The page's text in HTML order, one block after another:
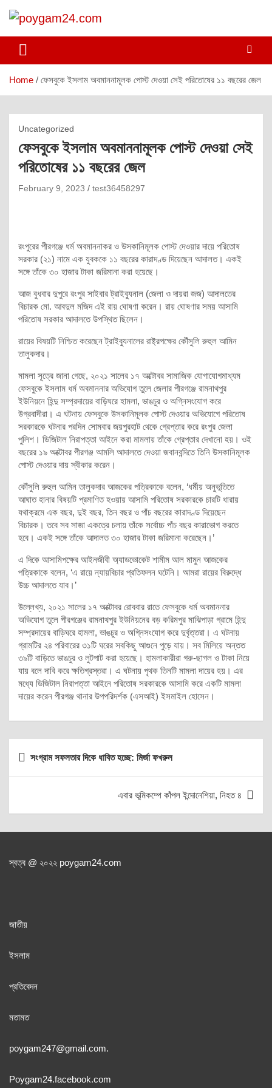
poygam24.com
poygam24.com
Home ফেসবুকে ইসলাম অবমাননামূলক পোস্ট দেওয়া সেই পরিতোষের ১১ বছরের জেল
Uncategorized
ফেসবুকে ইসলাম অবমাননামূলক পোস্ট দেওয়া সেই
পরিতোষের ১১ বছরের জেল
February 9, 2023 test36458297
রংপুরের পীরগঞ্জে ধর্ম অবমাননাকর ও উসকানিমূলক পোস্ট দেওয়ার দায়ে পরিতোষ
সরকার (২১) নামে এক যুবককে ১১ বছরের কারাদণ্ড দিয়েছেন আদালত। একই
সঙ্গে তাঁকে ৩০ হাজার টাকা জরিমানা করা হয়েছে।
আজ বুধবার দুপুরে রংপুর সাইবার ট্রাইব্যুনাল (জেলা ও দায়রা জজ) আদালতের
বিচারক মো. আবদুল মজিদ এই রায় ঘোষণা করেন। রায় ঘোষণার সময় আসামি
পরিতোষ সরকার আদালতে উপস্থিত ছিলেন।
রায়ের বিষয়টি নিশ্চিত করেছেন ট্রাইব্যুনালের রাষ্ট্রপক্ষের কৌঁসুলি রুহুল আমিন
তালুকদার।
মামলা সূত্রে জানা গেছে, ২০২১ সালের ১৭ অক্টোবর সামাজিক যোগাযোগমাধ্যম
ফেসবুকে ইসলাম ধর্ম অবমাননার অভিযোগ তুলে জেলার পীরগঞ্জে রামনাথপুর
ইউনিয়নে হিন্দু সম্প্রদায়ের বাড়িঘরে হামলা, ভাঙচুর ও অগ্নিসংযোগ করে
উগ্রবাদীরা। এ ঘটনায় ফেসবুকে উসকানিমূলক পোস্ট দেওয়ার অভিযোগে পরিতোষ
সরকারকে ঘটনার পরদিন সোমবার জয়পুরহাট থেকে গ্রেপ্তার করে রংপুর জেলা
পুলিশ। ডিজিটাল নিরাপত্তা আইনে করা মামলায় তাঁকে গ্রেপ্তার দেখানো হয়। ওই
বছরের ১৯ অক্টোবর পীরগঞ্জ আমলি আদালতে দেওয়া জবানবন্দিতে তিনি উসকানিমূলক
পোস্ট দেওয়ার দায় স্বীকার করেন।
কৌঁসুলি রুহুল আমিন তালুকদার আজকের পত্রিকাকে বলেন, ‘ধর্মীয় অনুভূতিতে
আঘাত হানার বিষয়টি প্রমাণিত হওয়ায় আসামি পরিতোষ সরকারকে চারটি ধারায়
যথাক্রমে এক বছর, দুই বছর, তিন বছর ও পাঁচ বছরের কারাদণ্ড দিয়েছেন
বিচারক। তবে সব সাজা একত্রে চলায় তাঁকে সর্বোচ্চ পাঁচ বছর কারাভোগ করতে
হবে। একই সঙ্গে তাঁকে আদালত ৩০ হাজার টাকা জরিমানা করেছেন।’
এ দিকে আসামিপক্ষের আইনজীবী অ্যাডভোকেট শামীম আল মামুন আজকের
পত্রিকাকে বলেন, ‘এ রায়ে ন্যায়বিচার প্রতিফলন ঘটেনি। আমরা রায়ের বিরুদ্ধে
উচ্চ আদালতে যাব।’
উল্লেখ্য, ২০২১ সালের ১৭ অক্টোবর রোববার রাতে ফেসবুকে ধর্ম অবমাননার
অভিযোগ তুলে পীরগঞ্জের রামনাথপুর ইউনিয়নের বড় করিমপুর মাঝিপাড়া গ্রামে হিন্দু
সম্প্রদায়ের বাড়িঘরে হামলা, ভাঙচুর ও অগ্নিসংযোগ করে দুর্বৃত্তরা। এ ঘটনায়
গ্রামটির ২৪ পরিবারের ৩১টি ঘরের সবকিছু আগুনে পুড়ে যায়। সব মিলিয়ে অন্তত
৩৯টি বাড়িতে ভাঙচুর ও লুটপাট করা হয়েছে। হামলাকারীরা গরু-ছাগল ও টাকা নিয়ে
যায় বলে দাবি করে ক্ষতিগ্রস্তরা। এ ঘটনায় পৃথক তিনটি মামলা দায়ের হয়। এর
মধ্যে ডিজিটাল নিরাপত্তা আইনে পরিতোষ সরকারকে আসামি করে একটি মামলা
দায়ের করেন পীরগঞ্জ থানার উপপরিদর্শক (এসআই) ইসমাইল হোসেন।
navigation
সংগ্রাম সফলতার দিকে ধাবিত হচ্ছে: মির্জা ফখরুল
এবার ভূমিকম্পে কাঁপল ইন্দোনেশিয়া, নিহত ৪
স্বত্ব @ ২০২২ poygam24.com
জাতীয়
ইসলাম
প্রতিবেদন
মতামত
poygam247@gmail.com.
Poygam24.facebook.com